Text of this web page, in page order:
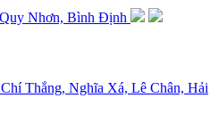
Nhơn, Bình Định
Thắng, Nghĩa Xá, Lê Chân, Hải